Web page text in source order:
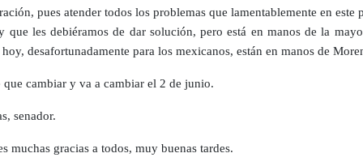
pues atender todos los problemas que lamentablemente en este
que les debiéramos de dar solución, pero está en manos de la
desafortunadamente para los mexicanos, están en manos de
que cambiar y va a cambiar el 2 de junio.
senador.
muchas gracias a todos, muy buenas tardes.